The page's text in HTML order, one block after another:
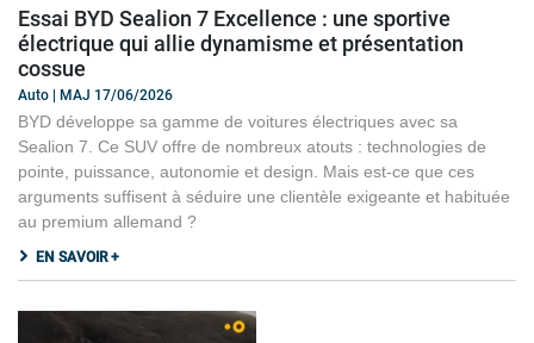
Essai BYD Sealion 7 Excellence : une sportive
électrique qui allie dynamisme et présentation
cossue
Auto | MAJ 17/06/2026
BYD développe sa gamme de voitures électriques avec sa
Sealion 7. Ce SUV offre de nombreux atouts : technologies de
pointe, puissance, autonomie et design. Mais est-ce que ces
arguments suffisent à séduire une clientèle exigeante et habituée
au premium allemand ?
EN SAVOIR +